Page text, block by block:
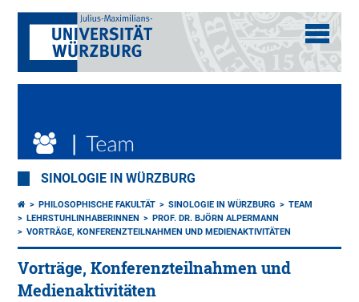
SINOLOGIE IN WÜRZBURG
PHILOSOPHISCHE FAKULTÄT SINOLOGIE IN WÜRZBURG
TEAM
LEHRSTUHLINHABERINNEN
PROF. DR. BJÖRN ALPERMANN
VORTRÄGE, KONFERENZTEILNAHMEN UND MEDIENAKTIVITÄTEN
Vorträge, Konferenzteilnahmen und
Medienaktivitäten